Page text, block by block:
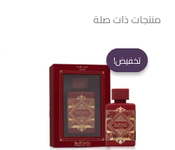
منتجات ذات صلة
تخفيض!
تخفيض!